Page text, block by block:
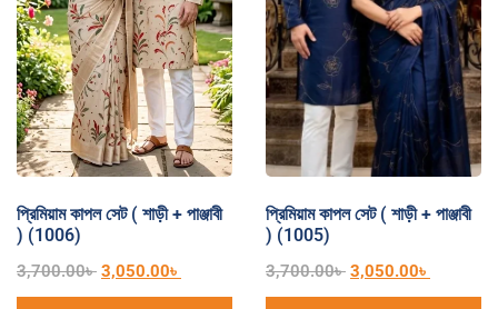
প্রিমিয়াম কাপল সেট ( শাড়ী + পাঞ্জাবী
) (1006)
3,700.00৳ 3,050.00৳
প্রিমিয়াম কাপল সেট ( শাড়ী + পাঞ্জাবী
) (1005)
3,700.00৳ 3,050.00৳